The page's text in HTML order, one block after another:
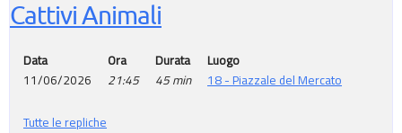
Cattivi Animali
Data
11/06/2026
Ora
21:45
Durata
45 min
Luogo
18 - Piazzale del Mercato
Tutte le repliche